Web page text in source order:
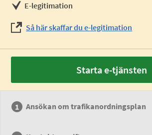
E-legitimation
Så här skaffar du e-legitimation
Starta e-tjänsten
Ansökan om trafikanordningsplan